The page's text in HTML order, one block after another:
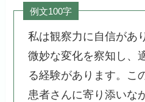
例文100字
私は観察力に自信があ
微妙な変化を察知し、
る経験があります。こ
患者さんに寄り添いな